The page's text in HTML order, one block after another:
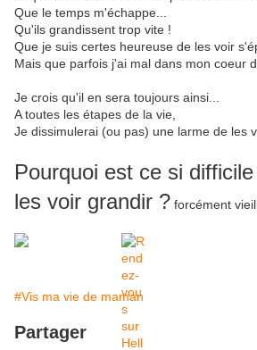
Que le temps m'échappe...
Qu'ils grandissent trop vite !
Que je suis certes heureuse de les voir
Mais que parfois j'ai mal dans mon coeur
Je crois qu'il en sera toujours ainsi...
A toutes les étapes de la vie,
Je dissimulerai (ou pas) une larme de les
Pourquoi est ce si
les voir grandir ? forcément
#Vis ma vie de maman
Partager